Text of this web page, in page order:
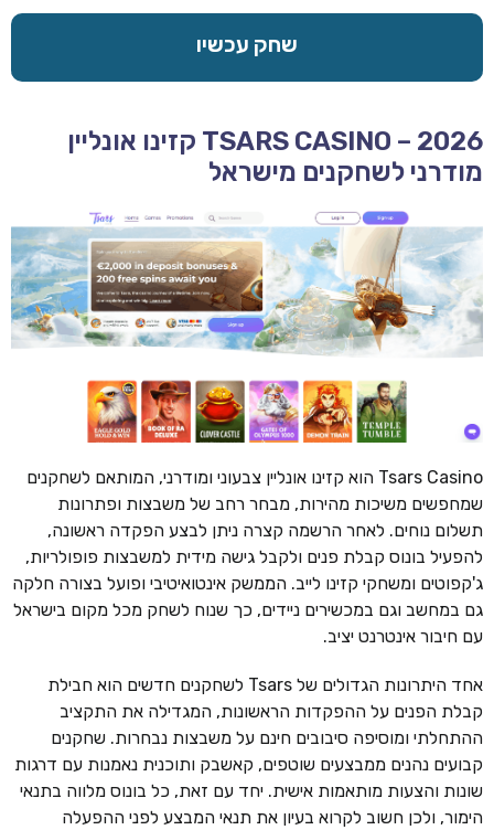
שחק עכשיו
TSARS CASINO – 2026 קזינו אונליין
מודרני לשחקנים מישראל
Tsars Casino הוא קזינו אונליין צבעוני ומודרני, המותאם לשחקנים
שמחפשים משיכות מהירות, מבחר רחב של משבצות ופתרונות
תשלום נוחים. לאחר הרשמה קצרה ניתן לבצע הפקדה ראשונה,
להפעיל בונוס קבלת פנים ולקבל גישה מידית למשבצות פופולריות,
ג'קפוטים ומשחקי קזינו לייב. הממשק אינטואיטיבי ופועל בצורה חלקה
גם במחשב וגם במכשירים ניידים, כך שנוח לשחק מכל מקום בישראל
עם חיבור אינטרנט יציב.
אחד היתרונות הגדולים של Tsars לשחקנים חדשים הוא חבילת
קבלת הפנים על ההפקדות הראשונות, המגדילה את התקציב
ההתחלתי ומוסיפה סיבובים חינם על משבצות נבחרות. שחקנים
קבועים נהנים ממבצעים שוטפים, קאשבק ותוכנית נאמנות עם דרגות
שונות והצעות מותאמות אישית. יחד עם זאת, כל בונוס מלווה בתנאי
הימור, ולכן חשוב לקרוא בעיון את תנאי המבצע לפני ההפעלה